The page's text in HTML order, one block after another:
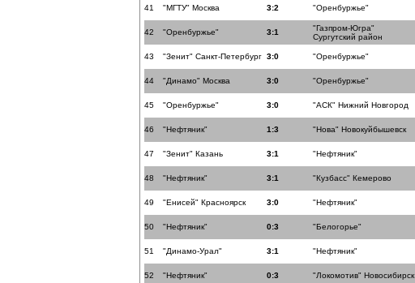
41 "МГТУ" Москва 3:2 "Оренбуржье"
42 "Оренбуржье" 3:1
"Газпром-Югра"
Сургутский район
43 "Зенит" Санкт-Петербург 3:0 "Оренбуржье"
44 "Динамо" Москва 3:0 "Оренбуржье"
45 "Оренбуржье" 3:0 "АСК" Нижний Новгород
46 "Нефтяник" 1:3 "Нова" Новокуйбышевск
47 "Зенит" Казань 3:1 "Нефтяник"
48 "Нефтяник" 3:1 "Кузбасс" Кемерово
49 "Енисей" Красноярск 3:0 "Нефтяник"
50 "Нефтяник" 0:3 "Белогорье"
51 "Динамо-Урал" 3:1 "Нефтяник"
52 "Нефтяник" 0:3 "Локомотив" Новосибирск